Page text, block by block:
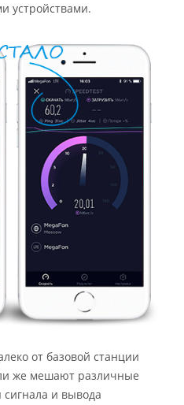
устройствами.
от базовой станции
же мешают различные
сигнала и вывода